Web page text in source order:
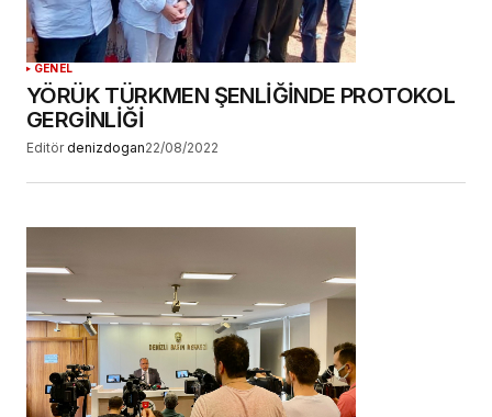
GENEL
YÖRÜK TÜRKMEN ŞENLİĞİNDE PROTOKOL
GERGİNLİĞİ
Editör denizdogan22/08/2022